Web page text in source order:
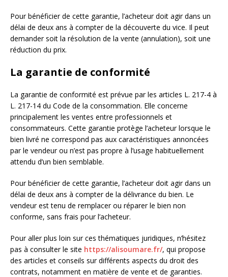
Pour bénéficier de cette garantie, l’acheteur doit agir dans un
délai de deux ans à compter de la découverte du vice. Il peut
demander soit la résolution de la vente (annulation), soit une
réduction du prix.
La garantie de conformité
La garantie de conformité est prévue par les articles L. 217-4 à
L. 217-14 du Code de la consommation. Elle concerne
principalement les ventes entre professionnels et
consommateurs. Cette garantie protège l’acheteur lorsque le
bien livré ne correspond pas aux caractéristiques annoncées
par le vendeur ou n’est pas propre à l’usage habituellement
attendu d’un bien semblable.
Pour bénéficier de cette garantie, l’acheteur doit agir dans un
délai de deux ans à compter de la délivrance du bien. Le
vendeur est tenu de remplacer ou réparer le bien non
conforme, sans frais pour l’acheteur.
Pour aller plus loin sur ces thématiques juridiques, n’hésitez
pas à consulter le site https://alisoumare.fr/, qui propose
des articles et conseils sur différents aspects du droit des
contrats, notamment en matière de vente et de garanties.